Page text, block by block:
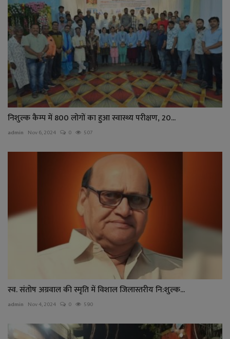
निशुल्क कैम्प में 800 लोगों का हुआ स्वास्थ्य परीक्षण, 20...
admin Nov 6, 2024 0 507
स्व. संतोष अग्रवाल की स्मृति में विशाल जिलास्तरीय नि:शुल्क...
admin Nov 4, 2024 0 590